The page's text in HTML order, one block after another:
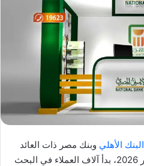
البنك الأهلي وبنك مصر ذات العائد
المرتفع 27% و23.5% خلال يناير 2026، بدأ آلاف العملاء في البحث